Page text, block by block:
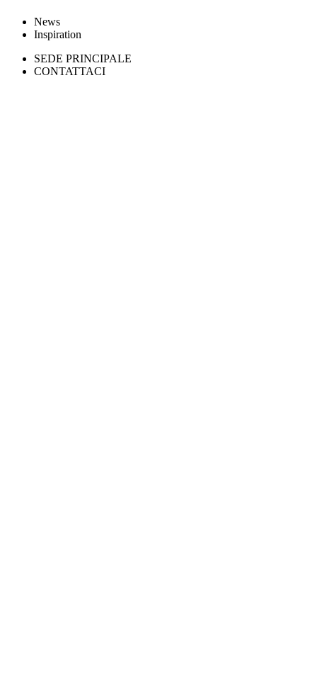
News
Inspiration
SEDE PRINCIPALE
CONTATTACI